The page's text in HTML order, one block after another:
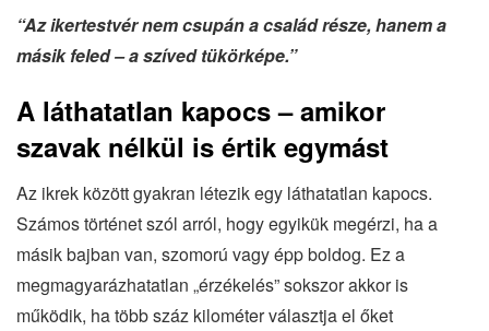
“Az ikertestvér nem csupán a család része, hanem a
másik feled – a szíved tükörképe.”
A láthatatlan kapocs – amikor
szavak nélkül is értik egymást
Az ikrek között gyakran létezik egy láthatatlan kapocs.
Számos történet szól arról, hogy egyikük megérzi, ha a
másik bajban van, szomorú vagy épp boldog. Ez a
megmagyarázhatatlan „érzékelés” sokszor akkor is
működik, ha több száz kilométer választja el őket